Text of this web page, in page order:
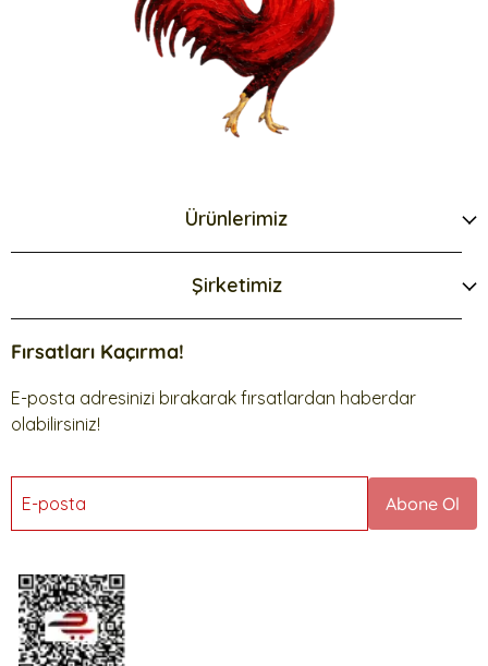
Ürünlerimiz
Şirketimiz
Fırsatları Kaçırma!
E-posta adresinizi bırakarak fırsatlardan haberdar
olabilirsiniz!
E-posta Abone Ol